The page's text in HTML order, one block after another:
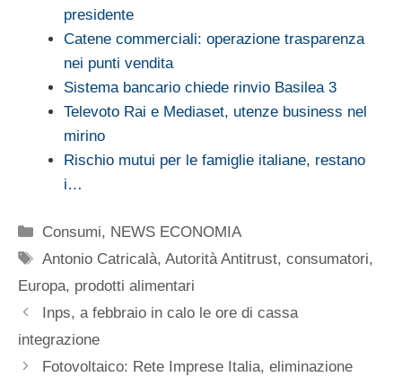
presidente
Catene commerciali: operazione trasparenza
nei punti vendita
Sistema bancario chiede rinvio Basilea 3
Televoto Rai e Mediaset, utenze business nel
mirino
Rischio mutui per le famiglie italiane, restano
i…
Categorie
Consumi, NEWS ECONOMIA
Tag
Antonio Catricalà,Autorità Antitrust,consumatori,
Europa, prodotti alimentari
Inps, a febbraio in calo le ore di cassa
integrazione
Fotovoltaico: Rete Imprese Italia, eliminazione